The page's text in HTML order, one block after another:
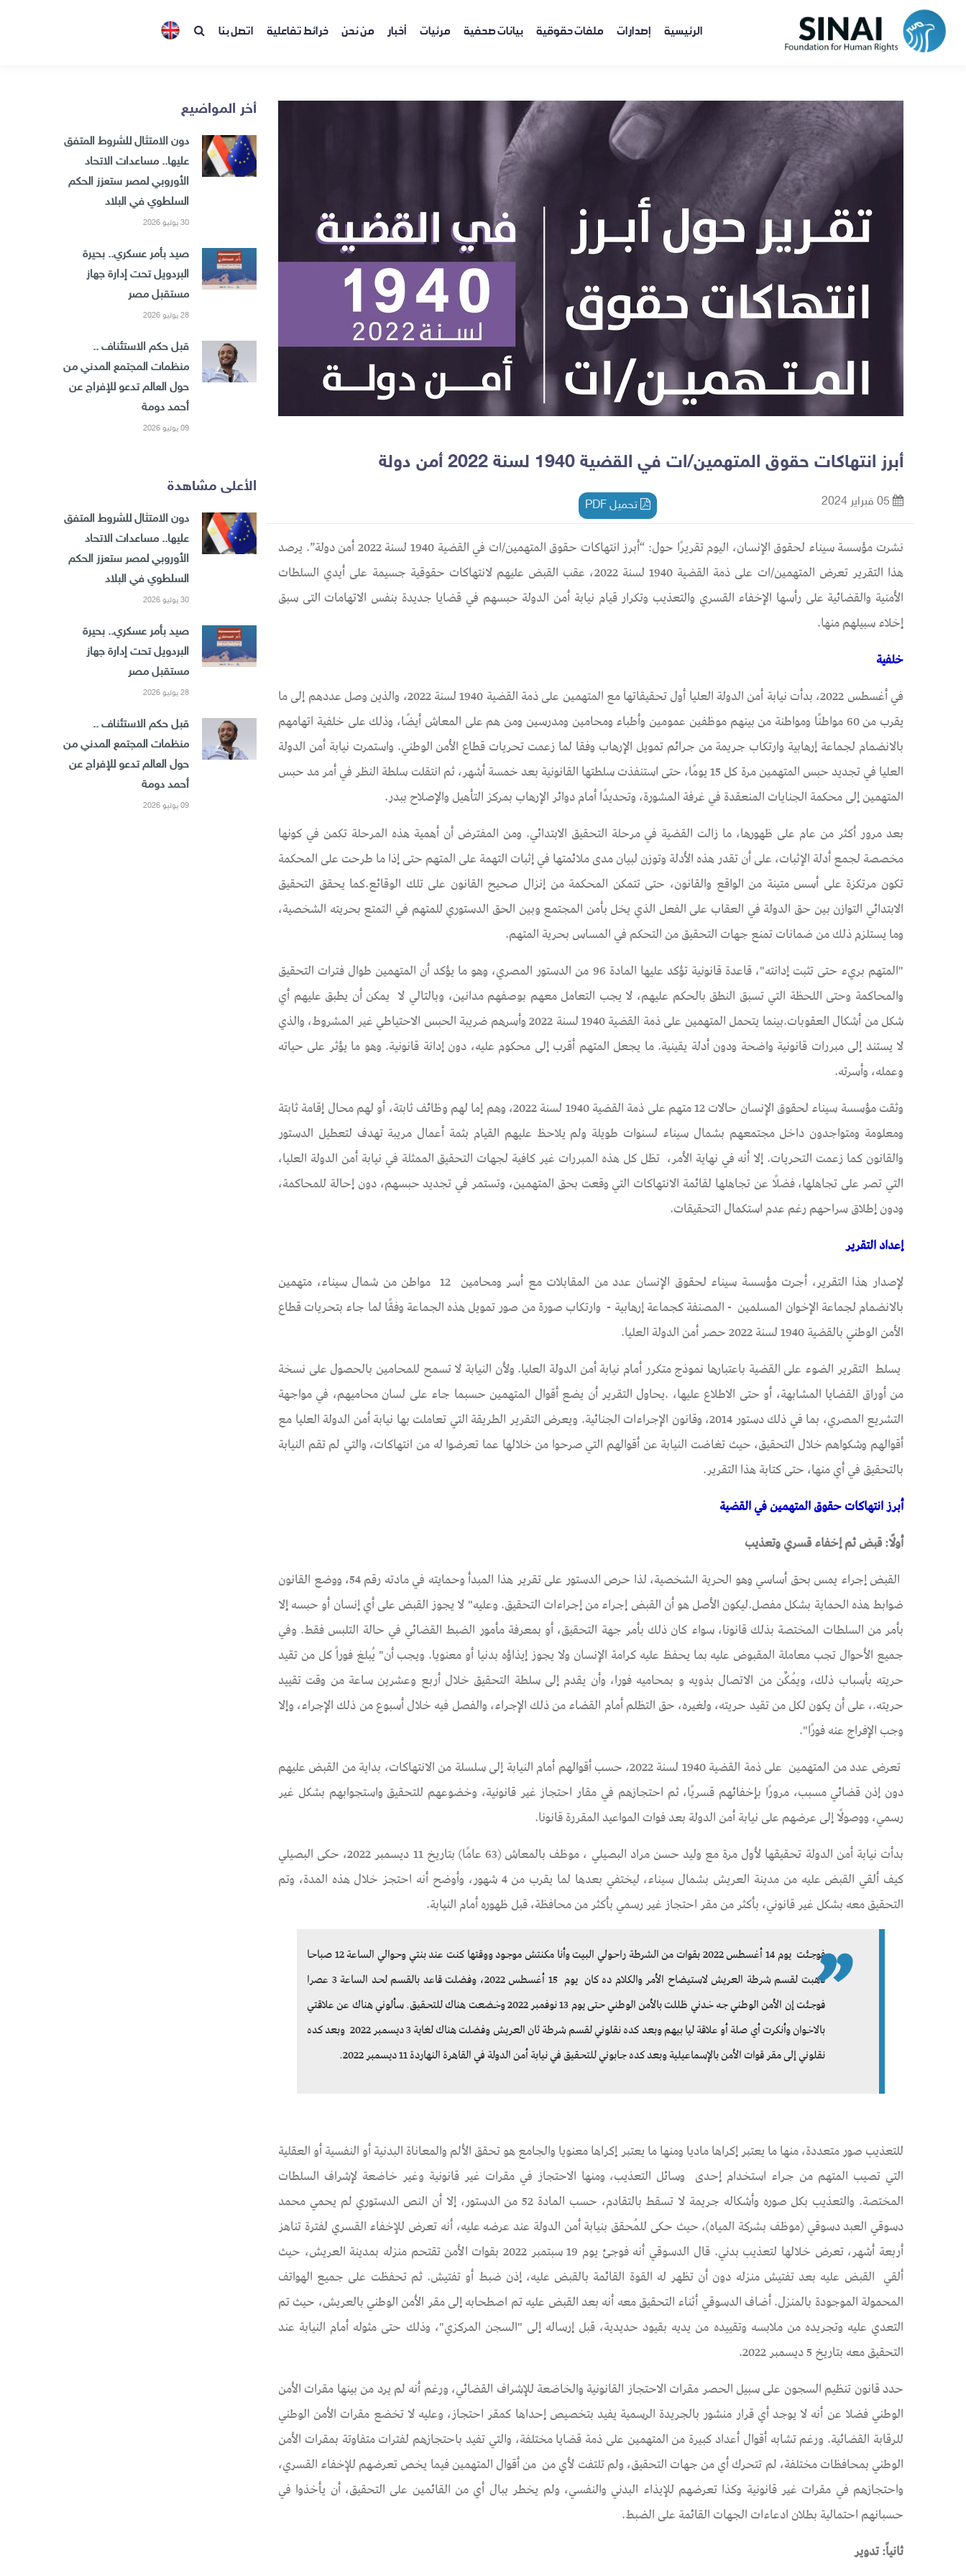
الرئيسية إصدارات ملفات حقوقية بيانات صحفية مرئيات أخبار من نحن خرائط تفاعلية اتصل بنا
أبرز انتهاكات حقوق المتهمين/ات في القضية 1940 لسنة 2022 أمن دولة
تحميل PDF
نشرت مؤسسة سيناء لحقوق الإنسان، اليوم تقريرًا حول: “أبرز انتهاكات حقوق المتهمين/ات في القضية 1940 لسنة 2022 أمن دولة”. يرصد
هذا التقرير تعرض المتهمين/ات على ذمة القضية 1940 لسنة 2022، عقب القبض عليهم لانتهاكات حقوقية جسيمة على أيدي السلطات
الأمنية والقضائية على رأسها الإخفاء القسري والتعذيب وتكرار قيام نيابة أمن الدولة حبسهم في قضايا جديدة بنفس الاتهامات التى سبق
إخلاء سبيلهم منها.
خلفية
في أغسطس 2022، بدأت نيابة أمن الدولة العليا أول تحقيقاتها مع المتهمين على ذمة القضية 1940 لسنة 2022، والذين وصل عددهم إلى ما
يقرب من 60 مواطنًا ومواطنة من بينهم موظفين عمومين وأطباء ومحامين ومدرسين ومن هم على المعاش أيضًا، وذلك على خلفية اتهامهم
بالانضمام لجماعة إرهابية وارتكاب جريمة من جرائم تمويل الإرهاب وفقا لما زعمت تحريات قطاع الأمن الوطني. واستمرت نيابة أمن الدولة
العليا في تجديد حبس المتهمين مرة كل 15 يومًا، حتى استنفذت سلطتها القانونية بعد خمسة أشهر، ثم انتقلت سلطة النظر في أمر مد حبس
المتهمين إلى محكمة الجنايات المنعقدة في غرفة المشورة، وتحديدًا أمام دوائر الإرهاب بمركز التأهيل والإصلاح ببدر.
بعد مرور أكثر من عام على ظهورها، ما زالت القضية في مرحلة التحقيق الابتدائي. ومن المفترض أن أهمية هذه المرحلة تكمن في كونها
مخصصة لجمع أدلة الإثبات، على أن تقدر هذه الأدلة وتوزن لبيان مدى ملائمتها في إثبات التهمة على المتهم حتى إذا ما طرحت على المحكمة
تكون مرتكزة على أسس متينة من الواقع والقانون، حتى تتمكن المحكمة من إنزال صحيح القانون على تلك الوقائع.كما يحقق التحقيق
الابتدائي التوازن بين حق الدولة في العقاب على الفعل الذي يخل بأمن المجتمع وبين الحق الدستوري للمتهم في التمتع بحريته الشخصية،
وما يستلزم ذلك من ضمانات تمنع جهات التحقيق من التحكم في المساس بحرية المتهم.
"المتهم بريء حتى تثبت إدانته"، قاعدة قانونية تؤكد عليها المادة 96 من الدستور المصري، وهو ما يؤكد أن المتهمين طوال فترات التحقيق
والمحاكمة وحتى اللحظة التي تسبق النطق بالحكم عليهم، لا يجب التعامل معهم بوصفهم مدانين، وبالتالي لا يمكن أن يطبق عليهم أي
شكل من أشكال العقوبات.بينما يتحمل المتهمين على ذمة القضية 1940 لسنة 2022 وأسرهم ضريبة الحبس الاحتياطي غير المشروط، والذي
لا يستند إلى مبررات قانونية واضحة ودون أدلة يقينية. ما يجعل المتهم أقرب إلى محكوم عليه، دون إدانة قانونية. وهو ما يؤثر على حياته
وعمله، وأسرته.
وثقت مؤسسة سيناء لحقوق الإنسان حالات 12 متهم على ذمة القضية 1940 لسنة 2022، وهم إما لهم وظائف ثابتة، أو لهم محال إقامة ثابتة
ومعلومة ومتواجدون داخل مجتمعهم بشمال سيناء لسنوات طويلة ولم يلاحظ عليهم القيام بثمة أعمال مريبة تهدف لتعطيل الدستور
والقانون كما زعمت التحريات. إلا أنه في نهاية الأمر، تظل كل هذه المبررات غير كافية لجهات التحقيق الممثلة في نيابة أمن الدولة العليا،
التي تصر على تجاهلها، فضلًا عن تجاهلها لقائمة الانتهاكات التي وقعت بحق المتهمين، وتستمر في تجديد حبسهم، دون إحالة للمحاكمة،
ودون إطلاق سراحهم رغم عدم استكمال التحقيقات.
إعداد التقرير
لإصدار هذا التقرير، أجرت مؤسسة سيناء لحقوق الإنسان عدد من المقابلات مع أسر ومحامين 12 مواطن من شمال سيناء، متهمين
بالانضمام لجماعة الإخوان المسلمين - المصنفة كجماعة إرهابية - وارتكاب صورة من صور تمويل هذه الجماعة وفقًا لما جاء بتحريات قطاع
الأمن الوطني بالقضية 1940 لسنة 2022 حصر أمن الدولة العليا.
يسلط التقرير الضوء على القضية باعتبارها نموذج متكرر أمام نيابة أمن الدولة العليا. ولأن النيابة لا تسمح للمحامين بالحصول على نسخة
من أوراق القضايا المشابهة، أو حتى الاطلاع عليها، .يحاول التقرير أن يضع أقوال المتهمين حسبما جاء على لسان محاميهم، في مواجهة
التشريع المصري، بما في ذلك دستور 2014، وقانون الإجراءات الجنائية. ويعرض التقرير الطريقة التي تعاملت بها نيابة أمن الدولة العليا مع
أقوالهم وشكواهم خلال التحقيق، حيث تغاضت النيابة عن أقوالهم التي صرحوا من خلالها عما تعرضوا له من انتهاكات، والتي لم تقم النيابة
بالتحقيق في أي منها، حتى كتابة هذا التقرير.
أبرز انتهاكات حقوق المتهمين في القضية
أولًا: قبض ثم إخفاء قسري وتعذيب
القبض إجراء يمس بحق أساسي وهو الحرية الشخصية، لذا حرص الدستور على تقرير هذا المبدأ وحمايته في مادته رقم 54، ووضع القانون
ضوابط هذه الحماية بشكل مفصل.ليكون الأصل هو أن القبض إجراء من إجراءات التحقيق. وعليه" لا يجوز القبض على أي إنسان أو حبسه إلا
بأمر من السلطات المختصة بذلك قانونا، سواء كان ذلك بأمر جهة التحقيق، أو بمعرفة مأمور الضبط القضائي في حالة التلبس فقط. وفي
جميع الأحوال تجب معاملة المقبوض عليه بما يحفظ عليه كرامة الإنسان ولا يجوز إيذاؤه بدنيا أو معنويا. ويجب أن" يُبلغ فوراً كل من تقيد
حريته بأسباب ذلك، ويُمكٌن من الاتصال بذويه و بمحاميه فورا، وأن يقدم إلى سلطة التحقيق خلال أربع وعشرين ساعة من وقت تقييد
حريته.، على أن يكون لكل من تقيد حريته، ولغيره، حق التظلم أمام القضاء من ذلك الإجراء، والفصل فيه خلال أسبوع من ذلك الإجراء، وإلا
وجب الإفراج عنه فورًا".
تعرض عدد من المتهمين على ذمة القضية 1940 لسنة 2022، حسب أقوالهم أمام النيابة إلى سلسلة من الانتهاكات، بداية من القبض عليهم
دون إذن قضائي مسبب، مرورًا بإخفائهم قسريًا، ثم احتجازهم في مقار احتجاز غير قانونية، وخضوعهم للتحقيق واستجوابهم بشكل غير
رسمي، ووصولًا إلى عرضهم على نيابة أمن الدولة بعد فوات المواعيد المقررة قانونا.
بدأت نيابة أمن الدولة تحقيقها لأول مرة مع وليد حسن مراد البصيلي ، موظف بالمعاش (63 عامًا) بتاريخ 11 ديسمبر 2022، حكى البصيلي
كيف ألقي القبض عليه من مدينة العريش بشمال سيناء، ليختفي بعدها لما يقرب من 4 شهور، وأوضح أنه احتجز خلال هذه المدة، وتم
التحقيق معه بشكل غير قانوني، بأكثر من مقر احتجاز غير رسمي بأكثر من محافظة، قبل ظهوره أمام النيابة.
فوجئت يوم 14 أغسطس 2022 بقوات من الشرطة راحولي البيت وأنا مكنتش موجود ووقتها كنت عند بنتي وحوالي الساعة 12 صباحا
ذهبت لقسم شرطة العريش لاستيضاح الأمر والكلام ده كان يوم 15 أغسطس 2022، وفضلت قاعد بالقسم لحد الساعة 3 عصرا
فوجئت إن الأمن الوطني جه خدني ظللت بالأمن الوطني حتى يوم 13 نوفمبر 2022 وخضعت هناك للتحقيق. سألوني هناك عن علاقتي
بالاخوان وأنكرت أي صلة أو علاقة ليا بيهم وبعد كده نقلوني لقسم شرطة ثان العريش وفضلت هناك لغاية 3 ديسمبر 2022 وبعد كده
نقلوني إلى مقر قوات الأمن بالإسماعيلية وبعد كده جابوني للتحقيق في نيابة أمن الدولة في القاهرة النهاردة 11 ديسمبر 2022.
للتعذيب صور متعددة، منها ما يعتبر إكراها ماديا ومنها ما يعتبر إكراها معنويا والجامع هو تحقق الألم والمعاناة البدنية أو النفسية أو العقلية
التي تصيب المتهم من جراء استخدام إحدى وسائل التعذيب، ومنها الاحتجاز في مقرات غير قانونية وغير خاضعة لإشراف السلطات
المختصة. والتعذيب بكل صوره وأشكاله جريمة لا تسقط بالتقادم، حسب المادة 52 من الدستور، إلا أن النص الدستوري لم يحمي محمد
دسوقي العبد دسوقي (موظف بشركة المياه)، حيث حكى للمُحقق بنيابة أمن الدولة عند عرضه عليه، أنه تعرض للإخفاء القسري لفترة تناهز
أربعة أشهر، تعرض خلالها لتعذيب بدني. قال الدسوقي أنه فوجئ يوم 19 سبتمبر 2022 بقوات الأمن تقتحم منزله بمدينة العريش، حيث
ألقي القبض عليه بعد تفتيش منزله دون أن تظهر له القوة القائمة بالقبض عليه، إذن ضبط أو تفتيش. ثم تحفظت على جميع الهواتف
المحمولة الموجودة بالمنزل. أضاف الدسوقي أثناء التحقيق معه أنه بعد القبض عليه تم اصطحابه إلى مقر الأمن الوطني بالعريش، حيث تم
التعدي عليه وتجريده من ملابسه وتقييده من يديه بقيود حديدية، قبل إرساله إلى "السجن المركزي"، وذلك حتى مثوله أمام النيابة عند
التحقيق معه بتاريخ 5 ديسمبر 2022.
حدد قانون تنظيم السجون على سبيل الحصر مقرات الاحتجاز القانونية والخاضعة للإشراف القضائي، ورغم أنه لم يرد من بينها مقرات الأمن
الوطني فضلا عن أنه لا يوجد أي قرار منشور بالجريدة الرسمية يفيد بتخصيص إحداها كمقر احتجاز، وعليه لا تخضع مقرات الأمن الوطني
للرقابة القضائية. ورغم تشابه أقوال أعداد كبيرة من المتهمين على ذمة قضايا مختلفة، والتي تفيد باحتجازهم لفترات متفاوتة بمقرات الأمن
الوطني بمحافظات مختلفة، لم تتحرك أي من جهات التحقيق، ولم تلتفت لأي من من أقوال المتهمين فيما يخص تعرضهم للإخفاء القسري،
واحتجازهم في مقرات غير قانونية وكذا تعرضهم للإيذاء البدني والنفسي، ولم يخطر ببال أي من القائمين على التحقيق، أن يأخذوا في
حسبانهم احتمالية بطلان ادعاءات الجهات القائمة على الضبط.
ثانياً: تدوير
أخر المواضيع
دون الامتثال للشروط المتفق
عليها.. مساعدات الاتحاد
الأوروبي لمصر ستعزز الحكم
السلطوي في البلاد
30 يوليو 2026
صيد بأمر عسكري.. بحيرة
البردويل تحت إدارة جهاز
مستقبل مصر
28 يوليو 2026
قبل حكم الاستئناف ..
منظمات المجتمع المدني من
حول العالم تدعو للإفراج عن
أحمد دومة
09 يوليو 2026
الأعلى مشاهدة
دون الامتثال للشروط المتفق
عليها.. مساعدات الاتحاد
الأوروبي لمصر ستعزز الحكم
السلطوي في البلاد
30 يوليو 2026
صيد بأمر عسكري.. بحيرة
البردويل تحت إدارة جهاز
مستقبل مصر
28 يوليو 2026
قبل حكم الاستئناف ..
منظمات المجتمع المدني من
حول العالم تدعو للإفراج عن
أحمد دومة
09 يوليو 2026